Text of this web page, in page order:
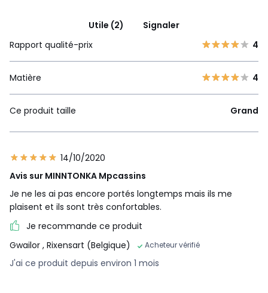
Utile (2)
Signaler
Rapport qualité-prix
4
Matière 4
Ce produit taille Grand
14/10/2020
Avis sur MINNTONKA Mpcassins
Je ne les ai pas encore portés longtemps mais ils me
plaisent et ils sont très confortables.
Je recommande ce produit
Gwailor , Rixensart (Belgique) Acheteur vérifié
J'ai ce produit depuis environ 1 mois